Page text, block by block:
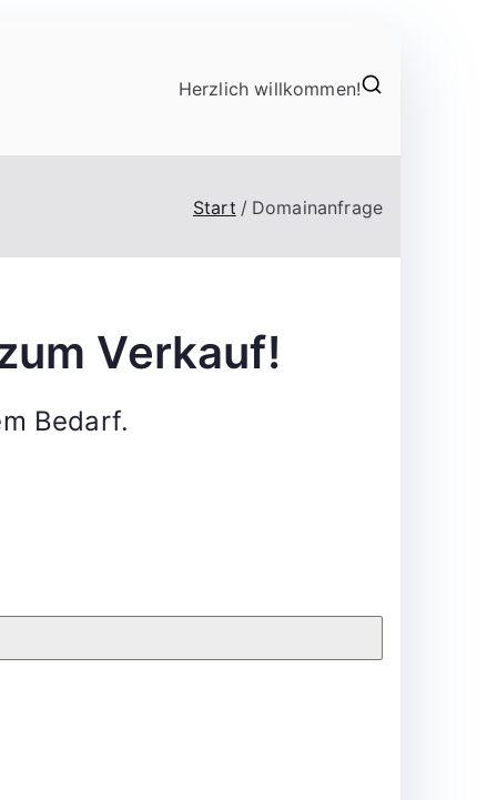
Herzlich willkommen!
Start Domainanfrage
Verkauf!
Bedarf.